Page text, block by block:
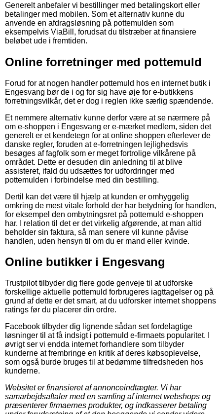
Generelt anbefaler vi bestillinger med betalingskort eller
betalinger med mobilen. Som et alternativ kunne du
anvende en afdragsløsning på pottemulden som
eksempelvis ViaBill, forudsat du tilstræber at finansiere
beløbet ude i fremtiden.
Online forretninger med pottemuld
Forud for at nogen handler pottemuld hos en internet butik i
Engesvang bør de i og for sig have øje for e-butikkens
forretningsvilkår, det er dog i reglen ikke særlig spændende.
Et nemmere alternativ kunne derfor være at se nærmere på
om e-shoppen i Engesvang er e-mærket medlem, siden det
generelt er et kendetegn for at online shoppen efterlever de
danske regler, foruden at e-forretningen lejlighedsvis
besøges af fagfolk som er meget fortrolige vilkårene på
området. Dette er desuden din anledning til at blive
assisteret, ifald du udsættes for udfordringer med
pottemulden i forbindelse med din bestilling.
Dertil kan det være til hjælp at kunden er omhyggelig
omkring de mest vitale forhold der har betydning for handlen,
for eksempel den ombytningsret på pottemuld e-shoppen
har. I relation til det er det virkelig afgørende, at man altid
beholder sin faktura, så man senere vil kunne påvise
handlen, uden hensyn til om du er mand eller kvinde.
Online butikker i Engesvang
Trustpilot tilbyder dig flere gode genveje til at udforske
forskellige aktuelle pottemuld forbrugeres iagttagelser og på
grund af dette er det smart, at du udforsker internet shoppens
ratings før du placerer din ordre.
Facebook tilbyder dig lignende sådan set fordelagtige
løsninger til at få indsigt i pottemuld e-firmaets popularitet. I
øvrigt ser vi endda internet forhandlere som tilbyder
kunderne at frembringe en kritik af deres købsoplevelse,
som også burde bruges til at bedømme tilfredsheden hos
kunderne.
Websitet er finansieret af annonceindtægter. Vi har
samarbejdsaftaler med en samling af internet webshops og
præsenterer firmaernes produkter, og indkasserer betaling